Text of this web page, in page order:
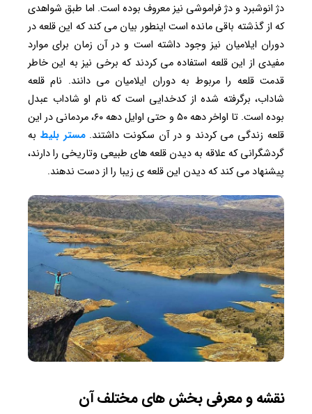
دژ انوشبرد و دژ فراموشی نیز معروف بوده است. اما طبق شواهدی
که از گذشته باقی مانده است اینطور بیان می کند که این قلعه در
دوران ایلامیان نیز وجود داشته است و در آن زمان برای موارد
مفیدی از این قلعه استفاده می کردند که برخی نیز به این خاطر
قدمت قلعه را مربوط به دوران ایلامیان می دانند. نام قلعه
شاداب، برگرفته شده از کدخدایی است که نام او شاداب عبدل
بوده است. تا اواخر دهه ۵۰ و حتی اوایل دهه ۶۰، مردمانی در این
قلعه زندگی می کردند و در آن سکونت داشتند.مستر بلیط به
گردشگرانی که علاقه به دیدن قلعه های طبیعی وتاریخی را دارند،
پیشنهاد می کند که دیدن این قلعه ی زیبا را از دست ندهند.
نقشه و معرفی بخش های مختلف آن